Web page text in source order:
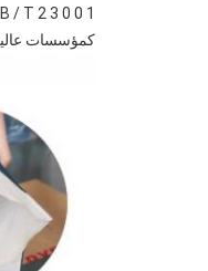
كمؤسسات عالية